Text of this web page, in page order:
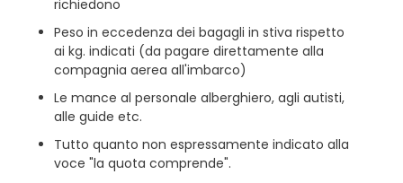
richiedono
Peso in eccedenza dei bagagli in stiva rispetto
ai kg. indicati (da pagare direttamente alla
compagnia aerea all'imbarco)
Le mance al personale alberghiero, agli autisti,
alle guide etc.
Tutto quanto non espressamente indicato alla
voce "la quota comprende".